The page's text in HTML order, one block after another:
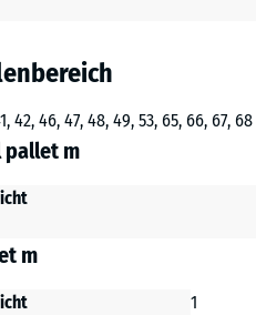
42, 46, 47, 48, 49, 53, 65, 66, 67, 68
m
m
1